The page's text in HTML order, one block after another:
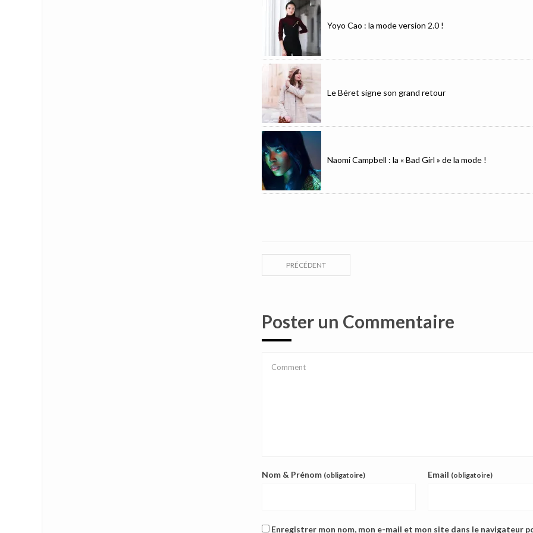
Yoyo Cao : la mode version 2.0 !
Le Béret signe son grand retour
Naomi Campbell : la « Bad Girl » de la mode !
PRÉCÉDENT
Poster un Commentaire
Nom & Prénom (obligatoire) Email (obligatoire)
Enregistrer mon nom, mon e-mail et mon site dans le navigateur